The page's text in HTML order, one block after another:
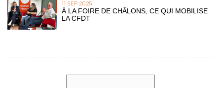
11 SEP 2025
À LA FOIRE DE CHÂLONS, CE QUI MOBILISE
LA CFDT